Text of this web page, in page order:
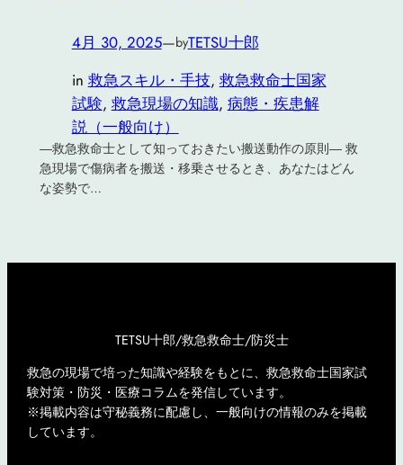
4月 30, 2025—byTETSU十郎
in 救急スキル・手技, 救急救命士国家
試験, 救急現場の知識, 病態・疾患解
説（一般向け）
―救急救命士として知っておきたい搬送動作の原則― 救
急現場で傷病者を搬送・移乗させるとき、あなたはどん
な姿勢で…
TETSU十郎/救急救命士/防災士
救急の現場で培った知識や経験をもとに、救急救命士国家試
験対策・防災・医療コラムを発信しています。
※掲載内容は守秘義務に配慮し、一般向けの情報のみを掲載
しています。